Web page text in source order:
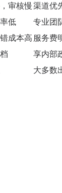
审核慢渠道优
低
专业团
成本高服务费
享内部
大多数